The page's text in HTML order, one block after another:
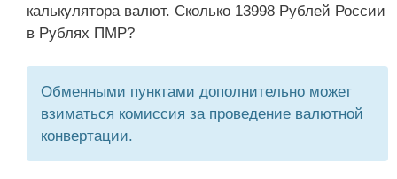
калькулятора валют. Сколько 13998 Рублей России
в Рублях ПМР?
Обменными пунктами дополнительно может
взиматься комиссия за проведение валютной
конвертации.